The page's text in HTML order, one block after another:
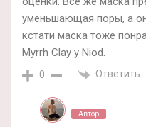
уменьшающая поры, а
кстати маска тоже
Myrrh Clay у Niod.
0 Ответить
Автор